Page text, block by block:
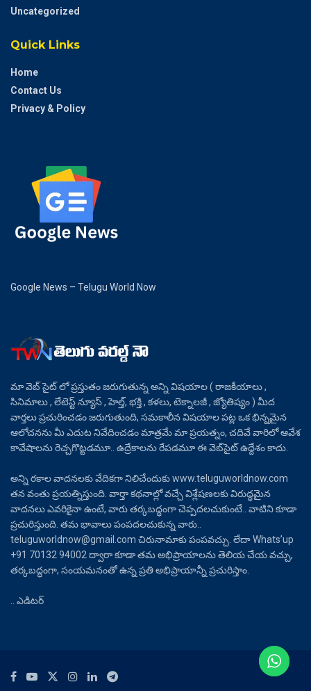
Uncategorized
Quick Links
Home
Contact Us
Privacy & Policy
Google News – Telugu World Now
మా వెబ్ సైట్ లో ప్రస్తుతం జరుగుతున్న అన్ని విషయాల ( రాజకీయాలు ,
సినిమాలు , లేటెస్ట్ న్యూస్ , హెల్త్, భక్తి , కళలు, టెక్నాలజీ , జ్యోతిష్యం ) మీద
వార్తలు ప్రచురించడం జరుగుతుంది, సమకాలీన విషయాల పట్ల ఒక భిన్నమైన
ఆలోచనను మీ ఎదుట నివేదించడం మాత్రమే మా ప్రయత్నం, చదివే వారిలో ఆవేశ
కావేషాలను రెచ్చగొట్టడమూ.. ఉద్రేకాలను రేపడమూ ఈ వెబ్‌సైట్ ఉద్దేశం కాదు.
అన్ని రకాల వాదనలకు వేదికగా నిలిచేందుకు www.teluguworldnow.com
తన వంతు ప్రయత్నిస్తుంది. వార్తా కథనాల్లో వచ్చే విశ్లేషణలకు విరుద్ధమైన
వాదనలు ఎవరికైనా ఉంటే, వారు తర్కబద్ధంగా చెప్పదలచుకుంటే.. వాటిని కూడా
ప్రచురిస్తుంది. తమ భావాలు పంపదలచుకున్న వారు..
teluguworldnow@gmail.com చిరునామాకు పంపవచ్చు. లేదా Whats’up
+91 70132 94002 ద్వారా కూడా తమ అభిప్రాయాలను తెలియ చేయ వచ్చు,
తర్కబద్ధంగా, సంయమనంతో ఉన్న ప్రతి అభిప్రాయాన్నీ ప్రచురిస్తాం.
.. ఎడిటర్